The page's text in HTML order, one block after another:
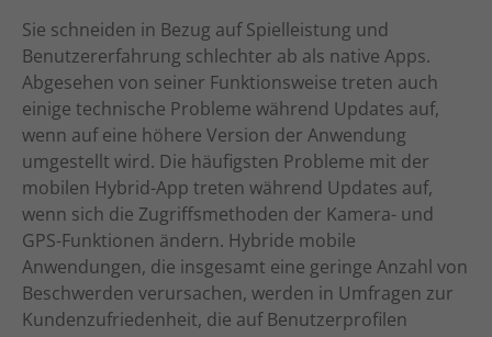
Sie schneiden in Bezug auf Spielleistung und
Benutzererfahrung schlechter ab als native Apps.
Abgesehen von seiner Funktionsweise treten auch
einige technische Probleme während Updates auf,
wenn auf eine höhere Version der Anwendung
umgestellt wird. Die häufigsten Probleme mit der
mobilen Hybrid-App treten während Updates auf,
wenn sich die Zugriffsmethoden der Kamera- und
GPS-Funktionen ändern. Hybride mobile
Anwendungen, die insgesamt eine geringe Anzahl von
Beschwerden verursachen, werden in Umfragen zur
Kundenzufriedenheit, die auf Benutzerprofilen